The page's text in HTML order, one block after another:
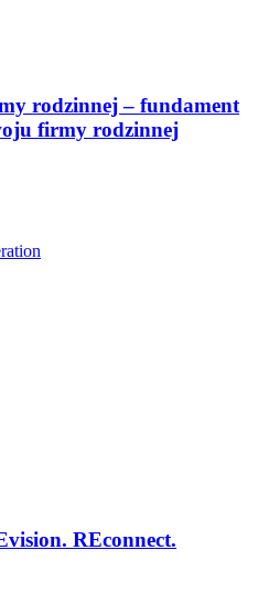
rodzinnej – fundament
firmy rodzinnej
REconnect.